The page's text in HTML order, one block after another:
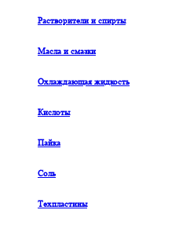
Растворители и спирты
Масла и смазки
Охлаждающая жидкость
Кислоты
Пайка
Соль
Техпластины